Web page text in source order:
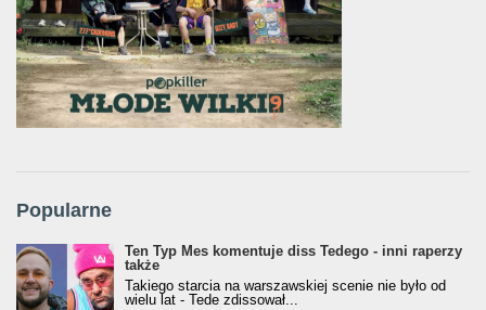
Popularne
Ten Typ Mes komentuje diss Tedego - inni raperzy
także
Takiego starcia na warszawskiej scenie nie było od
wielu lat - Tede zdissował...